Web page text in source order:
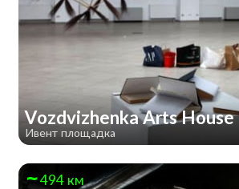
Vozdvizhenka Arts House
Ивент площадка
494 км